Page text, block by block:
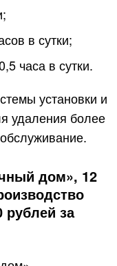
в сутки;
часа в сутки.
установки и
удаления более
дом», 12
рублей за